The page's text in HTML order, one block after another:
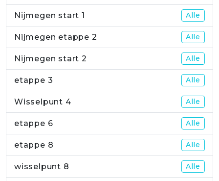
Nijmegen start 1 Alle
Nijmegen etappe 2 Alle
Nijmegen start 2 Alle
etappe 3 Alle
Wisselpunt 4 Alle
etappe 6 Alle
etappe 8 Alle
wisselpunt 8 Alle